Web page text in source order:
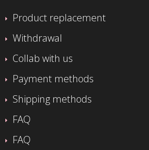
Product replacement
Withdrawal
Collab with us
Payment methods
Shipping methods
FAQ
FAQ